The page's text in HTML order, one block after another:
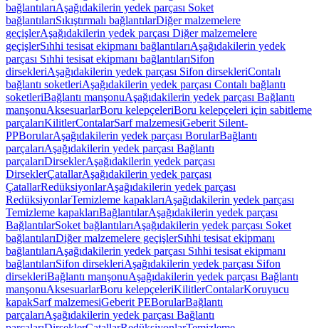
bağlantılarıAşağıdakilerin yedek parçası Soket
bağlantılarıSıkıştırmalı bağlantılarDiğer malzemelere
geçişlerAşağıdakilerin yedek parçası Diğer malzemelere
geçişlerSıhhi tesisat ekipmanı bağlantılarıAşağıdakilerin yedek
parçası Sıhhi tesisat ekipmanı bağlantılarıSifon
dirsekleriAşağıdakilerin yedek parçası Sifon dirsekleriContalı
bağlantı soketleriAşağıdakilerin yedek parçası Contalı bağlantı
soketleriBağlantı manşonuAşağıdakilerin yedek parçası Bağlantı
manşonuAksesuarlarBoru kelepçeleriBoru kelepçeleri için sabitleme
parçalarıKilitlerContalarSarf malzemesiGeberit Silent-
PPBorularAşağıdakilerin yedek parçası BorularBağlantı
parçalarıAşağıdakilerin yedek parçası Bağlantı
parçalarıDirseklerAşağıdakilerin yedek parçası
DirseklerÇatallarAşağıdakilerin yedek parçası
ÇatallarRedüksiyonlarAşağıdakilerin yedek parçası
RedüksiyonlarTemizleme kapaklarıAşağıdakilerin yedek parçası
Temizleme kapaklarıBağlantılarAşağıdakilerin yedek parçası
BağlantılarSoket bağlantılarıAşağıdakilerin yedek parçası Soket
bağlantılarıDiğer malzemelere geçişlerSıhhi tesisat ekipmanı
bağlantılarıAşağıdakilerin yedek parçası Sıhhi tesisat ekipmanı
bağlantılarıSifon dirsekleriAşağıdakilerin yedek parçası Sifon
dirsekleriBağlantı manşonuAşağıdakilerin yedek parçası Bağlantı
manşonuAksesuarlarBoru kelepçeleriKilitlerContalarKoruyucu
kapakSarf malzemesiGeberit PEBorularBağlantı
parçalarıAşağıdakilerin yedek parçası Bağlantı